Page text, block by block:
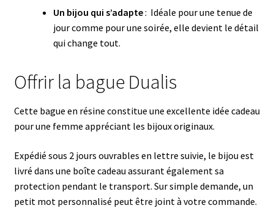
Un bijou qui s’adapte: Idéale pour une tenue de
jour comme pour une soirée, elle devient le détail
qui change tout.
Offrir la bague Dualis
Cette bague en résine constitue une excellente idée cadeau
pour une femme appréciant les bijoux originaux.
Expédié sous 2 jours ouvrables en lettre suivie, le bijou est
livré dans une boîte cadeau assurant également sa
protection pendant le transport. Sur simple demande, un
petit mot personnalisé peut être joint à votre commande.